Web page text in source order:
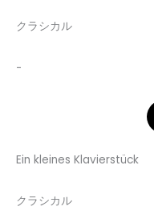
クラシカル
-
Ein kleines Klavierstück
クラシカル